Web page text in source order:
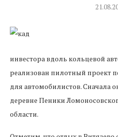
инвестора вдоль кольцевой
реализован пилотный проект
для автомобилистов. Сначала
деревне Пеники
области.